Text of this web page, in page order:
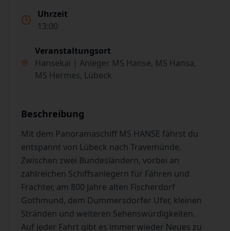
Uhrzeit
13:00
Veranstaltungsort
Hansekai | Anleger MS Hanse, MS Hansa,
MS Hermes, Lübeck
Beschreibung
Mit dem Panoramaschiff MS HANSE fährst du
entspannt von Lübeck nach Travemünde.
Zwischen zwei Bundesländern, vorbei an
zahlreichen Schiffsanlegern für Fähren und
Frachter, am 800 Jahre alten Fischerdorf
Gothmund, dem Dummersdorfer Ufer, kleinen
Stränden und weiteren Sehenswürdigkeiten.
Auf jeder Fahrt gibt es immer wieder Neues zu